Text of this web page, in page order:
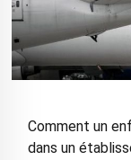
Comment un
dans un